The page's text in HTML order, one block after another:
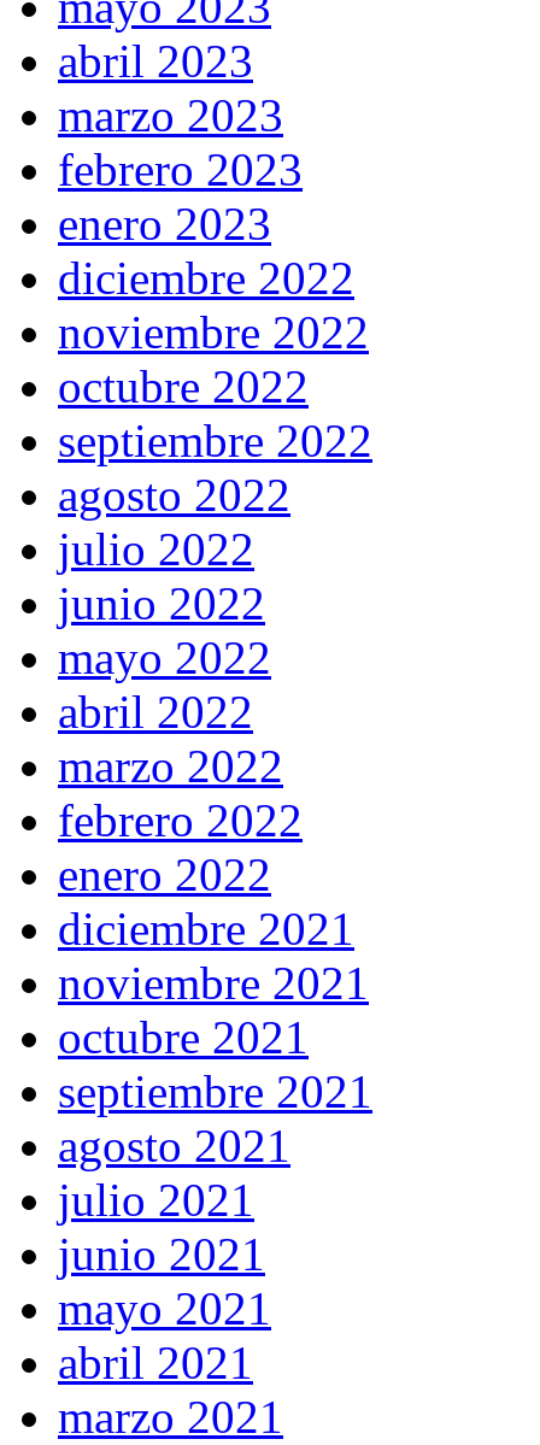
abril 2023
marzo 2023
febrero 2023
enero 2023
diciembre 2022
noviembre 2022
octubre 2022
septiembre 2022
agosto 2022
julio 2022
junio 2022
mayo 2022
abril 2022
marzo 2022
febrero 2022
enero 2022
diciembre 2021
noviembre 2021
octubre 2021
septiembre 2021
agosto 2021
julio 2021
junio 2021
mayo 2021
abril 2021
marzo 2021